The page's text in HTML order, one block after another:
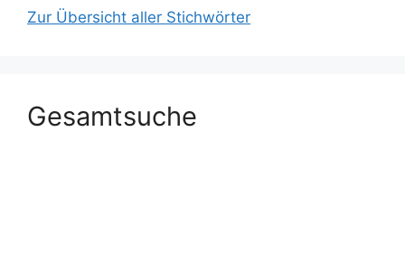
Zur Übersicht aller Stichwörter
Gesamtsuche